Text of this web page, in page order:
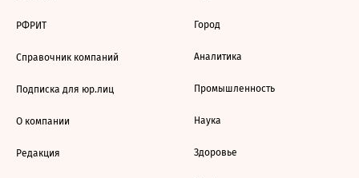
РФРИТ
Справочник компаний
Подписка для юр.лиц
О компании
Редакция
Город
Аналитика
Промышленность
Наука
Здоровье